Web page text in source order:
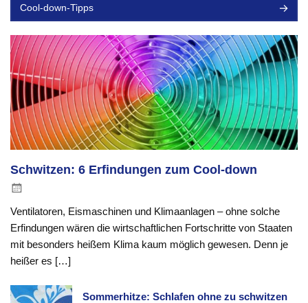
Cool-down-Tipps
Schwitzen: 6 Erfindungen zum Cool-down
Ventilatoren, Eismaschinen und Klimaanlagen – ohne solche
Erfindungen wären die wirtschaftlichen Fortschritte von Staaten
mit besonders heißem Klima kaum möglich gewesen. Denn je
heißer es […]
Sommerhitze: Schlafen ohne zu schwitzen